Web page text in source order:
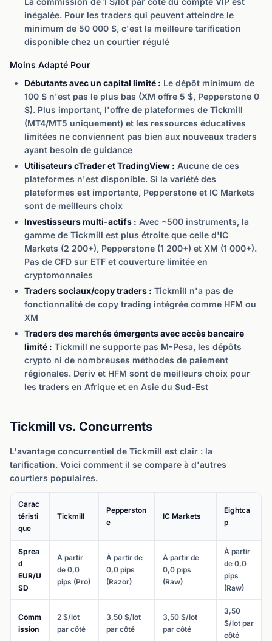
inégalée. Pour les traders qui peuvent atteindre le
minimum de 50 000 $, c'est la meilleure tarification
disponible chez un courtier régulé
Moins Adapté Pour
Débutants avec un capital limité : Le dépôt minimum de
100 $ n'est pas le plus bas (XM offre 5 $, Pepperstone 0
$). Plus important, l'offre de plateformes de Tickmill
(MT4/MT5 uniquement) et les ressources éducatives
limitées ne conviennent pas bien aux nouveaux traders
ayant besoin de guidance
Utilisateurs cTrader et TradingView : Aucune de ces
plateformes n'est disponible. Si la variété des
plateformes est importante, Pepperstone et IC Markets
sont de meilleurs choix
Investisseurs multi-actifs : Avec ~500 instruments, la
gamme de Tickmill est plus étroite que celle d'IC
Markets (2 200+), Pepperstone (1 200+) et XM (1 000+).
Pas de CFD sur ETF et couverture limitée en
cryptomonnaies
Traders sociaux/copy traders : Tickmill n'a pas de
fonctionnalité de copy trading intégrée comme HFM ou
XM
Traders des marchés émergents avec accès bancaire
limité : Tickmill ne supporte pas M-Pesa, les dépôts
crypto ni de nombreuses méthodes de paiement
régionales. Deriv et HFM sont de meilleurs choix pour
les traders en Afrique et en Asie du Sud-Est
Tickmill vs. Concurrents
L'avantage concurrentiel de Tickmill est clair : la
tarification. Voici comment il se compare à d'autres
courtiers populaires.
Carac
téristi
que
Tickmill
Pepperston
e
IC Markets
Eightca
p
Sprea
d
EUR/U
SD
À partir
de 0,0
pips (Pro)
À partir de
0,0 pips
(Razor)
À partir de
0,0 pips
(Raw)
À partir
de 0,0
pips
(Raw)
Comm
ission
2 $/lot
par côté
3,50 $/lot
par côté
3,50 $/lot
par côté
3,50
$/lot par
côté